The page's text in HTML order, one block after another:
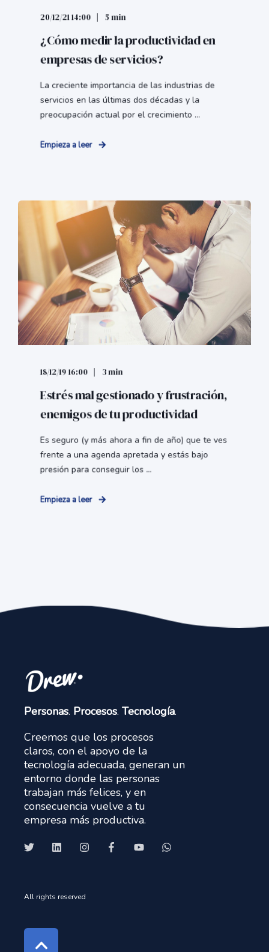
20/12/21 14:00 5 min
¿Cómo medir la productividad en
empresas de servicios?
La creciente importancia de las industrias de
servicios en las últimas dos décadas y la
preocupación actual por el crecimiento ...
Empieza a leer
18/12/19 16:00 3 min
Estrés mal gestionado y frustración,
enemigos de tu productividad
Es seguro (y más ahora a fin de año) que te ves
frente a una agenda apretada y estás bajo
presión para conseguir los ...
Empieza a leer
Personas. Procesos. Tecnología.
Creemos que los procesos
claros, con el apoyo de la
tecnología adecuada, generan un
entorno donde las personas
trabajan más felices, y en
consecuencia vuelve a tu
empresa más productiva.
All rights reserved